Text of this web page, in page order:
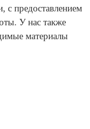
с предоставлением
У нас также
материалы